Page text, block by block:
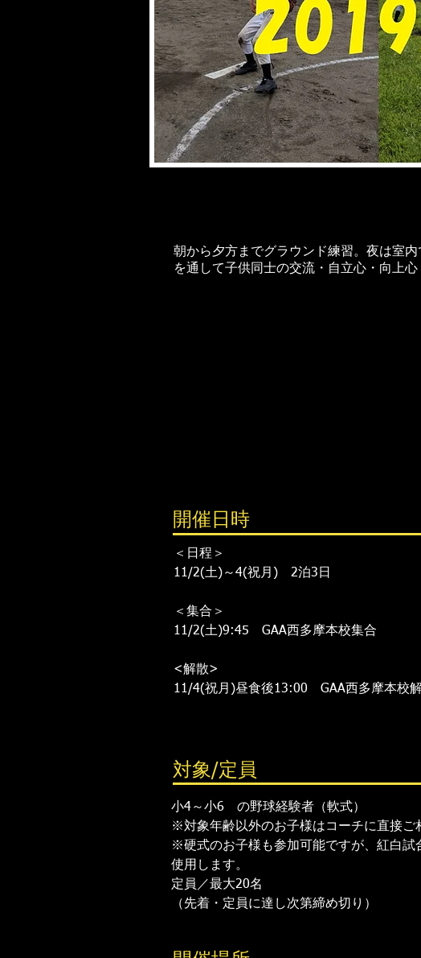
朝から夕方までグラウンド練習。夜は室
を通して子供同士の交流・自立心・向上心
開催日時
＜日程＞
11/2(土)～4(祝月) 2泊3日
＜集合＞
11/2(土)9:45 GAA西多摩本校集合
<解散>
​11/4(祝月)昼食後13:00 GAA西多摩本校
対象/定員
小4～小6 の野球経験者（軟式）
※対象年齢以外のお子様はコーチに直接ご
※硬式のお子様も参加可能ですが、紅白試
使用します。
定員／最大20名
（先着・定員に達し次第締め切り）​